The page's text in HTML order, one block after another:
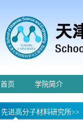
首页 学院简介
先进高分子材料研究所>>